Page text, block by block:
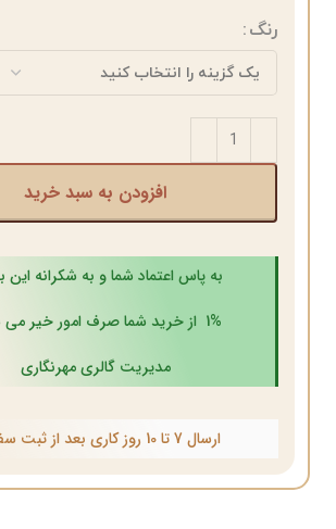
رنگ
افزودن به سبد خرید
به پاس اعتماد شما و به شکرانه این
1% از خرید شما صرف امور خیر می شود !
مدیریت گالری مهرنگاری
ارسال 7 تا 10 روز کاری بعد از ثبت سفارش